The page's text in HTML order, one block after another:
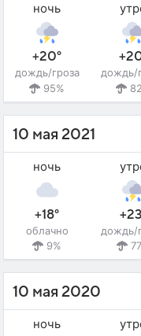
ночь
+20°
дождь/гроза
95%
дождь/
10 мая 2021
ночь
+18°
облачно
9%
дождь/
10 мая 2020
ночь